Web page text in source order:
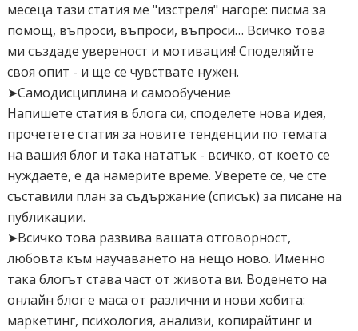
месеца тази статия ме "изстреля" нагоре: писма за
помощ, въпроси, въпроси, въпроси… Всичко това
ми създаде увереност и мотивация! Споделяйте
своя опит - и ще се чувствате нужен.
➤Самодисциплина и самообучение
Напишете статия в блога си, споделете нова идея,
прочетете статия за новите тенденции по темата
на вашия блог и така нататък - всичко, от което се
нуждаете, е да намерите време. Уверете се, че сте
съставили план за съдържание (списък) за писане на
публикации.
➤Всичко това развива вашата отговорност,
любовта към научаването на нещо ново. Именно
така блогът става част от живота ви. Воденето на
онлайн блог е маса от различни и нови хобита:
маркетинг, психология, анализи, копирайтинг и